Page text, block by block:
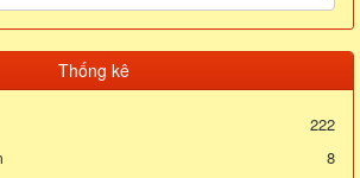
Thống kê
222
8